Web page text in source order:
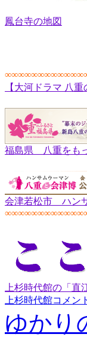
鳳台寺の地図
【大河ドラマ 八
福島県 八重をも
会津若松市 ハン
上杉時代館の「直
上杉時代館コメン
ゆかり